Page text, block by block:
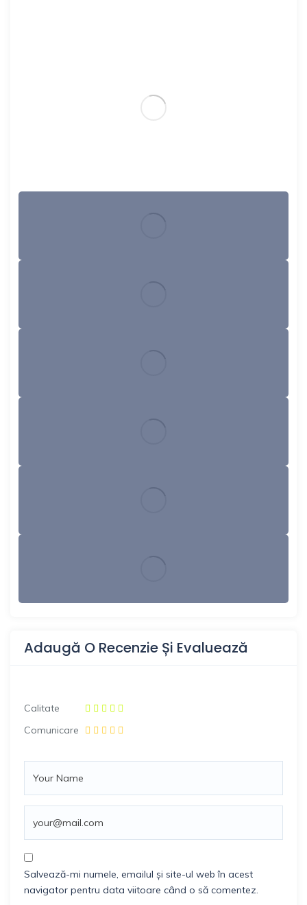
Adaugă O Recenzie Și Evaluează
Calitate
Comunicare
Salvează-mi numele, emailul și site-ul web în acest
navigator pentru data viitoare când o să comentez.